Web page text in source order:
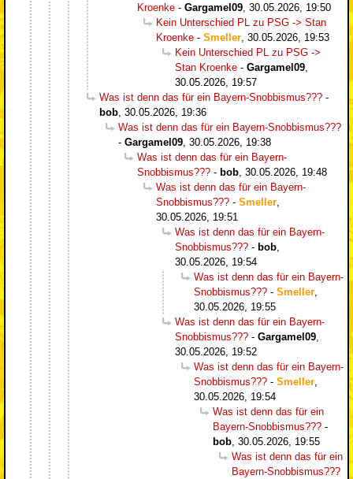
Kroenke - Gargamel09 30.05.2026, 19:50
Kein Unterschied PL zu PSG -> Stan
Kroenke - Smeller 30.05.2026, 19:53
Kein Unterschied PL zu PSG ->
Stan Kroenke - Gargamel09
30.05.2026, 19:57
Was ist denn das für ein Bayern-Snobbismus??? -
bob 30.05.2026, 19:36
Was ist denn das für ein Bayern-Snobbismus???
- Gargamel09 30.05.2026, 19:38
Was ist denn das für ein Bayern-
Snobbismus??? - bob 30.05.2026, 19:48
Was ist denn das für ein Bayern-
Snobbismus??? - Smeller
30.05.2026, 19:51
Was ist denn das für ein Bayern-
Snobbismus??? - bob
30.05.2026, 19:54
Was ist denn das für ein Bayern-
Snobbismus??? - Smeller
30.05.2026, 19:55
Was ist denn das für ein Bayern-
Snobbismus??? - Gargamel09
30.05.2026, 19:52
Was ist denn das für ein Bayern-
Snobbismus??? - Smeller
30.05.2026, 19:54
Was ist denn das für ein
Bayern-Snobbismus??? -
bob 30.05.2026, 19:55
Was ist denn das für ein
Bayern-Snobbismus???